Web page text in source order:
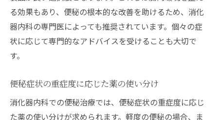
る効果もあり、便秘の根本的な改善を助けるため、消化
器内科の専門医によっても推奨されています。個々の症
状に応じて専門的なアドバイスを受けることも大切で
す。
便秘症状の重症度に応じた薬の使い分け
消化器内科での便秘治療では、便秘症状の重症度に応じ
た薬の使い分けが求められます。軽度の便秘の場合、ま